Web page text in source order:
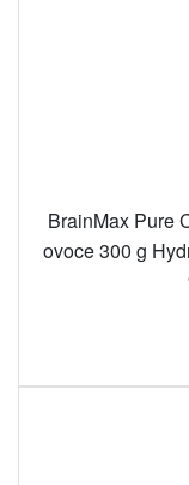
BrainMax Pure
ovoce 300 g